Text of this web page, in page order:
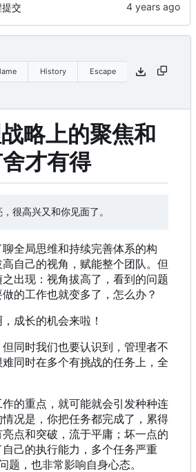
交
History Escape
略上的聚焦和
才有得
全局思维和持续完善体系的构
自己的视角，赋能整个团队。但
出现：视角拔高了，看到的问题
的工作也就变多了，怎么办？
成长的机会来啦！
同时我们也要认识到，管理者不
同时在多个有挑战的任务上，全
的重点，就可能就会引发种种连
况是，你把任务都完成了，累得
点和突破，流于平庸；坏一点的
己的执行能力，多个任务严重
题 ， 也非常影响自身心态。